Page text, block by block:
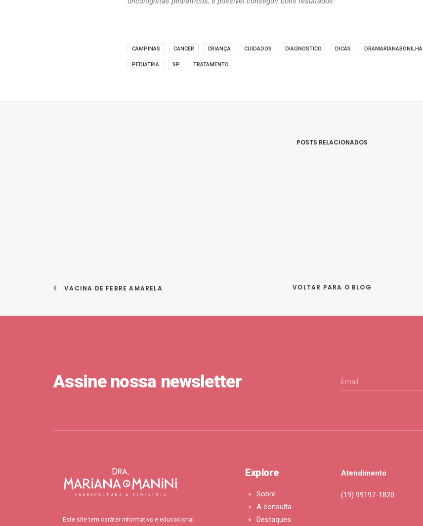
CAMPINAS CANCER CRIANÇA CUIDADOS DIAGNOSTICO DICAS DRAMARIANABONILHA
PEDIATRIA SP TRATAMENTO
POSTS RELACIONADOS
VACINA DE FEBRE AMARELA VOLTAR PARA O BLOG
Assine nossa newsletter
Este site tem caráter informativo e educacional.
Explore
Sobre
A consulta
Destaques
Atendimento
(19) 99197-1820.